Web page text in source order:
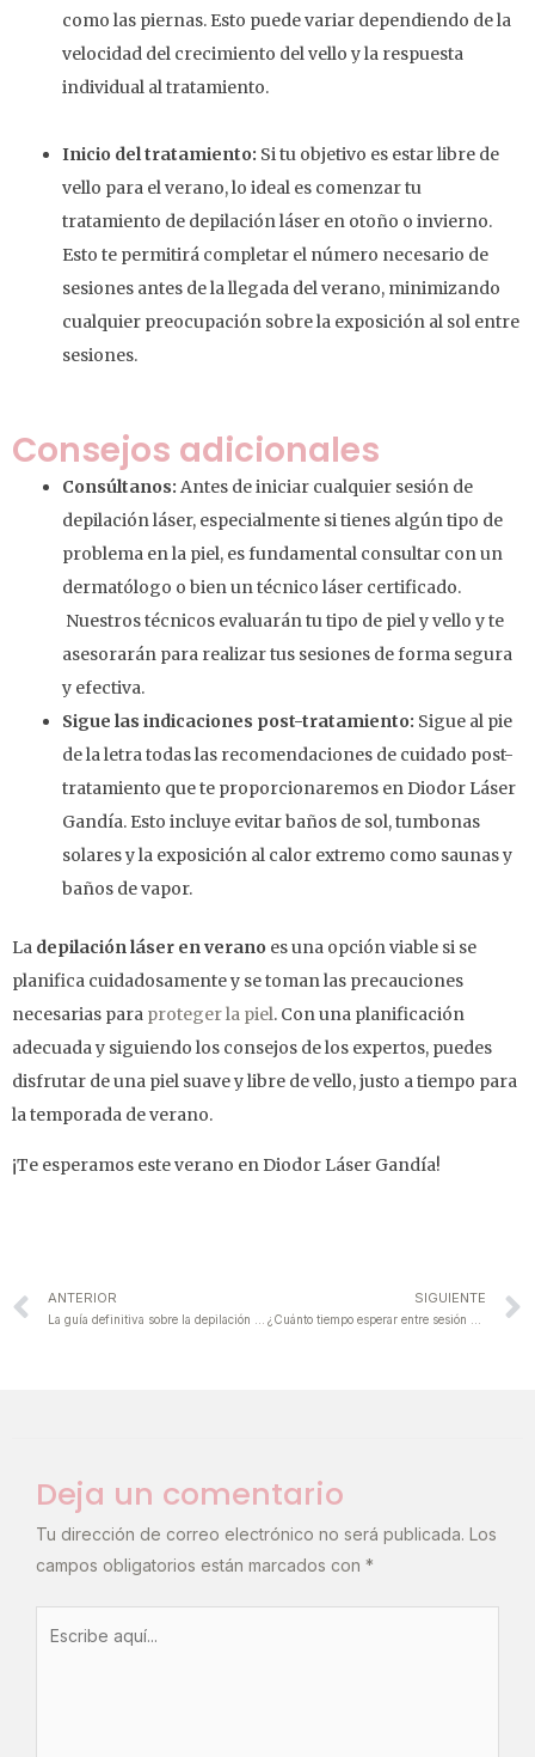
como las piernas. Esto puede variar dependiendo de la
velocidad del crecimiento del vello y la respuesta
individual al tratamiento.
Inicio del tratamiento: Si tu objetivo es estar libre de
vello para el verano, lo ideal es comenzar tu
tratamiento de depilación láser en otoño o invierno.
Esto te permitirá completar el número necesario de
sesiones antes de la llegada del verano, minimizando
cualquier preocupación sobre la exposición al sol entre
sesiones.
Consejos adicionales
Consúltanos: Antes de iniciar cualquier sesión de
depilación láser, especialmente si tienes algún tipo de
problema en la piel, es fundamental consultar con un
dermatólogo o bien un técnico láser certificado.
Nuestros técnicos evaluarán tu tipo de piel y vello y te
asesorarán para realizar tus sesiones de forma segura
y efectiva.
Sigue las indicaciones post-tratamiento: Sigue al pie
de la letra todas las recomendaciones de cuidado post-
tratamiento que te proporcionaremos en Diodor Láser
Gandía. Esto incluye evitar baños de sol, tumbonas
solares y la exposición al calor extremo como saunas y
baños de vapor.
La depilación láser en verano es una opción viable si se
planifica cuidadosamente y se toman las precauciones
necesarias para proteger la piel. Con una planificación
adecuada y siguiendo los consejos de los expertos, puedes
disfrutar de una piel suave y libre de vello, justo a tiempo para
la temporada de verano.
¡Te esperamos este verano en Diodor Láser Gandía!
ANTERIOR SIGUIENTE
Deja un comentario
Tu dirección de correo electrónico no será publicada. Los
campos obligatorios están marcados con *